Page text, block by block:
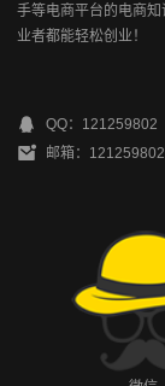
手等电商平台的电商
业者都能轻松创业！
QQ：121259802
邮箱：